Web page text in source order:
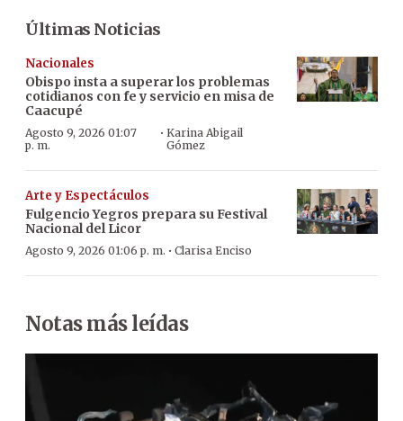
Últimas Noticias
Nacionales
Obispo insta a superar los problemas
cotidianos con fe y servicio en misa de
Caacupé
Agosto 9, 2026 01:07
p. m.
·Karina Abigail
Gómez
Arte y Espectáculos
Fulgencio Yegros prepara su Festival
Nacional del Licor
Agosto 9, 2026 01:06 p. m. · Clarisa Enciso
Notas más leídas